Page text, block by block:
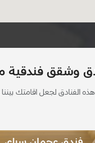
وشقق فندقية
الفنادق لجعل اقامتك